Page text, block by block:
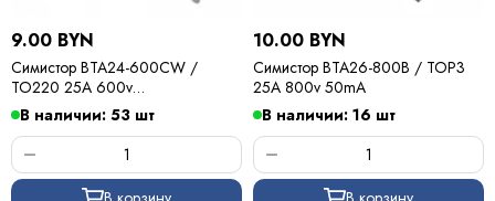
9.00 BYN
Симистор BTA24-600CW /
TO220 25A 600v
35mA(бесснаберный)
В наличии: 53 шт
10.00 BYN
Симистор BTA26-800B / TOP3
25A 800v 50mA
В наличии: 16 шт